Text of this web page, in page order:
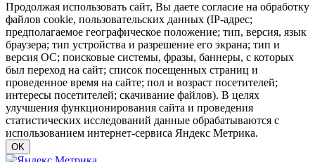
Продолжая использовать сайт, Вы даете согласие на обработку
файлов cookie, пользовательских данных (IP-адрес;
предполагаемое географическое положение; тип, версия, язык
браузера; тип устройства и разрешение его экрана; тип и
версия ОС; поисковые системы, фразы, баннеры, с которых
был переход на сайт; список посещенных страниц и
проведенное время на сайте; пол и возраст посетителей;
интересы посетителей; скачивание файлов). В целях
улучшения функционирования сайта и проведения
статистических исследований данные обрабатываются с
использованием интернет-сервиса Яндекс Метрика.
OK